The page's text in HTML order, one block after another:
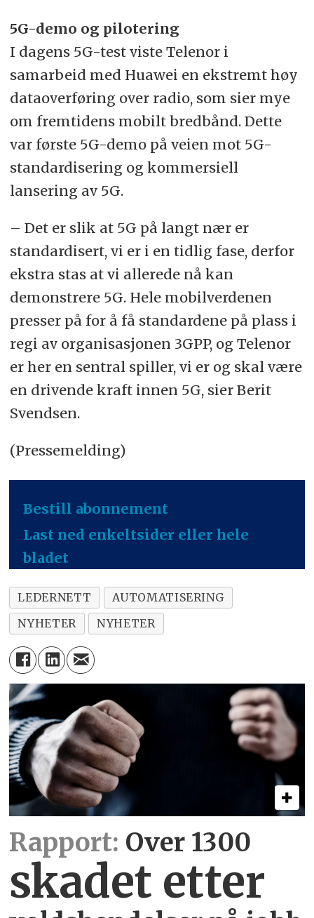
5G-demo og pilotering
I dagens 5G-test viste Telenor i
samarbeid med Huawei en ekstremt høy
dataoverføring over radio, som sier mye
om fremtidens mobilt bredbånd. Dette
var første 5G-demo på veien mot 5G-
standardisering og kommersiell
lansering av 5G.
– Det er slik at 5G på langt nær er
standardisert, vi er i en tidlig fase, derfor
ekstra stas at vi allerede nå kan
demonstrere 5G. Hele mobilverdenen
presser på for å få standardene på plass i
regi av organisasjonen 3GPP, og Telenor
er her en sentral spiller, vi er og skal være
en drivende kraft innen 5G, sier Berit
Svendsen.
(Pressemelding)
Bestill abonnement
Last ned enkeltsider eller hele
bladet
LEDERNETT
AUTOMATISERING
NYHETER
NYHETER
Rapport: Over 1300
skadet etter